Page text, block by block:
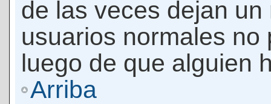
de las veces dejan
usuarios normales
luego de que alguien
Arriba